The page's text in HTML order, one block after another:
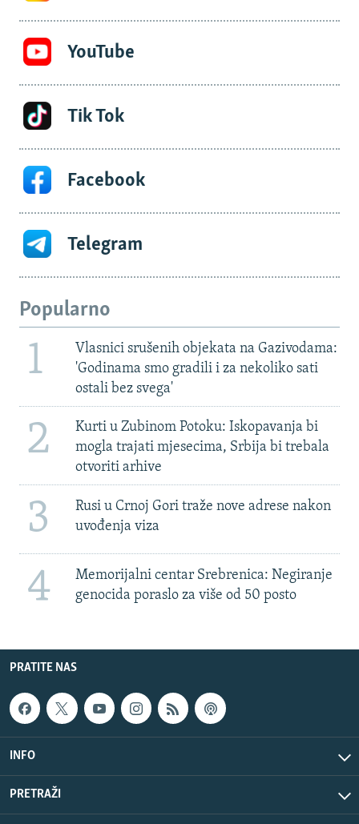
YouTube
Tik Tok
Facebook
Telegram
Popularno
1
Vlasnici srušenih objekata na Gazivodama:
'Godinama smo gradili i za nekoliko sati
ostali bez svega'
2
Kurti u Zubinom Potoku: Iskopavanja bi
mogla trajati mjesecima, Srbija bi trebala
otvoriti arhive
3
Rusi u Crnoj Gori traže nove adrese nakon
uvođenja viza
4
Memorijalni centar Srebrenica: Negiranje
genocida poraslo za više od 50 posto
PRATITE NAS
INFO
PRETRAŽI